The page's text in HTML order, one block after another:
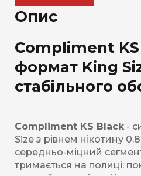
Опис
Compliment
формат King
стабільного
Compliment KS Black -
Size з рівнем нікотину
середньо-міцний
тримається на полиці: